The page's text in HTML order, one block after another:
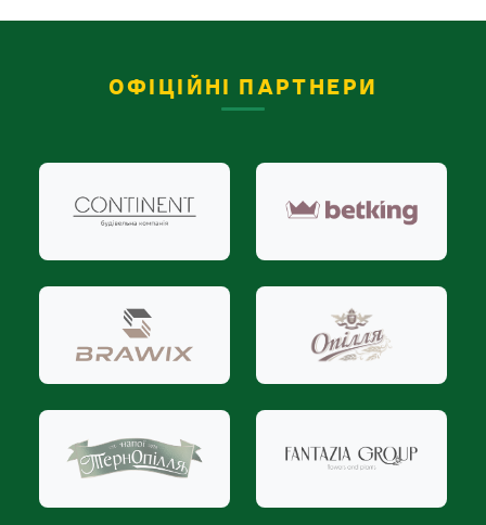
ОФІЦІЙНІ ПАРТНЕРИ